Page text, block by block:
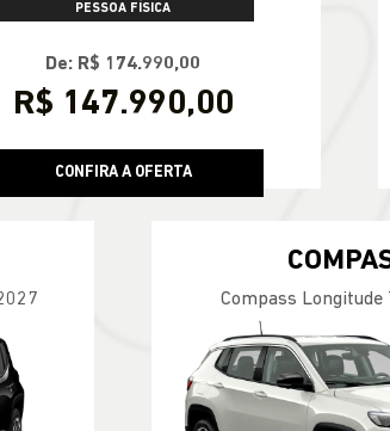
PESSOA FÍSICA
De: R$ 174.990,00
R$ 147.990,00
CONFIRA A OFERTA
Compass